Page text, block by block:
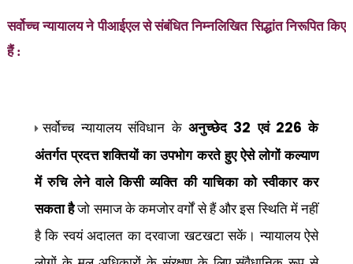
सर्वोच्च न्यायालय ने पीआईएल से संबंधित निम्नलिखित सिद्धांत निरूपित किए
हैं :
सर्वोच्च न्यायालय संविधान के अनुच्छेद 32एवं 226के
अंतर्गत प्रदत्त शक्तियों का उपभोग करते हुए ऐसे लोगों कल्याण
में रुचि लेने वाले किसी व्यक्ति की याचिका को स्वीकार कर
सकता हैजो समाज के कमजोर वर्गों से हैं और इस स्थिति में नहीं
है कि स्वयं अदालत का दरवाजा खटखटा सकें। न्यायालय ऐसे